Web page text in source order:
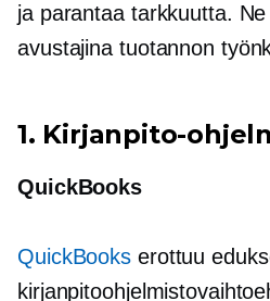
ja parantaa tarkkuutta.
avustajina tuotannon
1. Kirjanpito-
QuickBooks
QuickBooks erottuu